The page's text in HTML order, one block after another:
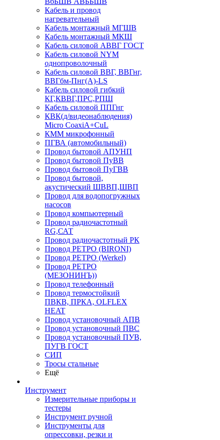
Кабель и провод
нагревательный
Кабель монтажный МГШВ
Кабель монтажный МКШ
Кабель силовой АВВГ ГОСТ
Кабель силовой NYM
однопроволочный
Кабель силовой ВВГ, ВВГнг,
ВВГбм-Пнг(А)-LS
Кабель силовой гибкий
КГ,КВВГ,ПРС,РПШ
Кабель силовой ППГнг
КВК(д/видеонаблюдения)
Micro CoaxiA+CuL
КММ микрофонный
ПГВА (автомобильный)
Провод бытовой АПУНП
Провод бытовой ПуВВ
Провод бытовой ПуГВВ
Провод бытовой,
акустический ШВВП,ШВП
Провод для водопогружных
насосов
Провод компьютерный
Провод радиочастотный
RG,САТ
Провод радиочастотный РК
Провод РЕТРО (BIRONI)
Провод РЕТРО (Werkel)
Провод РЕТРО
(МЕЗОНИНЪ))
Провод телефонный
Провод термостойкий
ПВКВ, ПРКА, OLFLEX
HEAT
Провод установочный АПВ
Провод установочный ПВС
Провод установочный ПУВ,
ПУГВ ГОСТ
СИП
Тросы стальные
Ещё
Инструмент
Измерительные приборы и
тестеры
Инструмент ручной
Инструменты для
опрессовки, резки и